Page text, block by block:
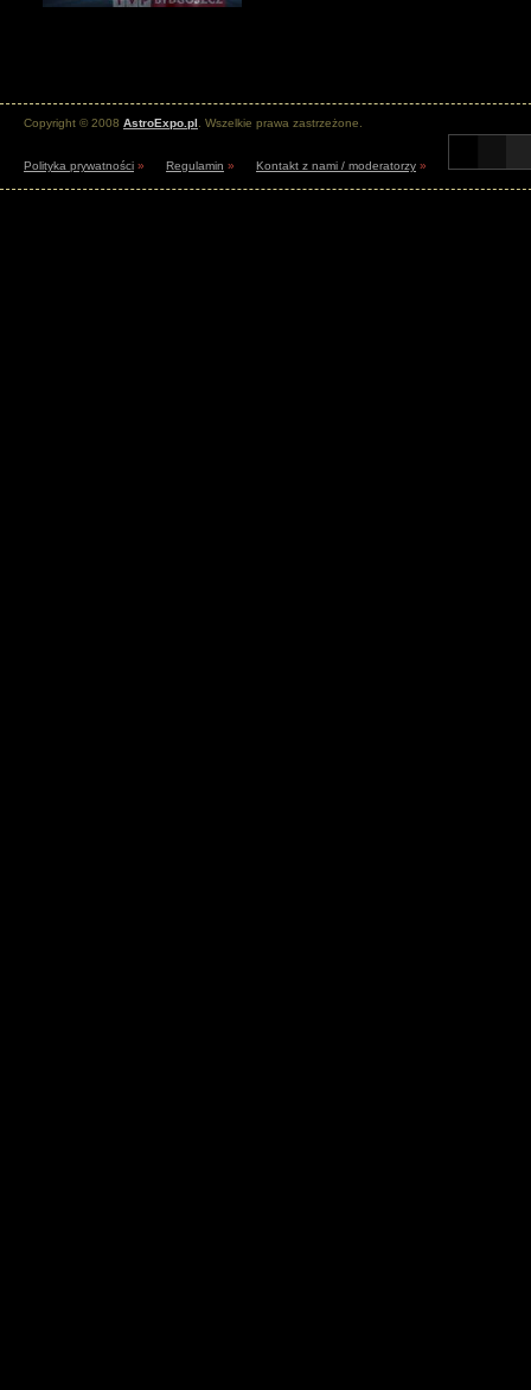
Copyright © 2008 AstroExpo.pl . Wszelkie prawa zastrzeżone.
Polityka prywatności » Regulamin » Kontakt z nami / moderatorzy »